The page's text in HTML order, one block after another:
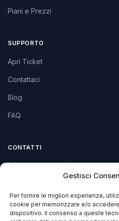
Gestisci
Per fornire le migliori esperienze,
cookie per memorizzare e/o
dispositivo. Il consenso a queste
Piani e Prezzi
SUPPORTO
Apri Ticket
Contattaci
Blog
FAQ
CONTATTI
info@soccorsowp.it
PEC: gtechgroup@pec.it
Privacy Policy